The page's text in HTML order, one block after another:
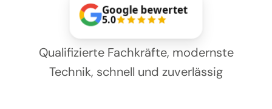
Kontakt
Google bewertet
5.0
Qualifizierte Fachkräfte, modernste
Technik, schnell und zuverlässig